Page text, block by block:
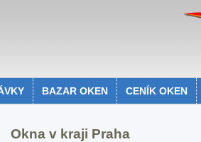
BAZAR OKEN CENÍK OKEN
Okna v kraji Praha